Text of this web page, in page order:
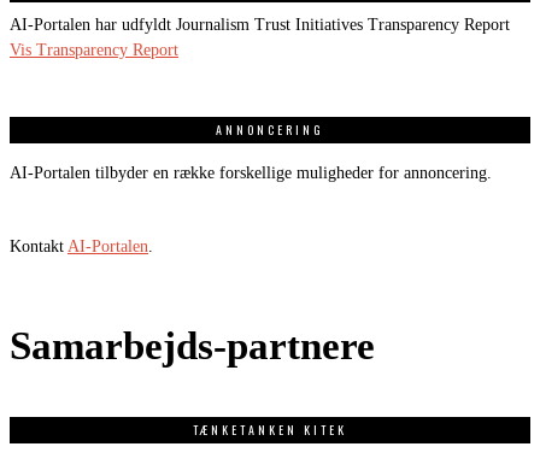
AI-Portalen har udfyldt Journalism Trust Initiatives Transparency Report
Vis Transparency Report
ANNONCERING
AI-Portalen tilbyder en række forskellige muligheder for annoncering.
Kontakt AI-Portalen
Samarbejds-partnere
TÆNKETANKEN KITEK